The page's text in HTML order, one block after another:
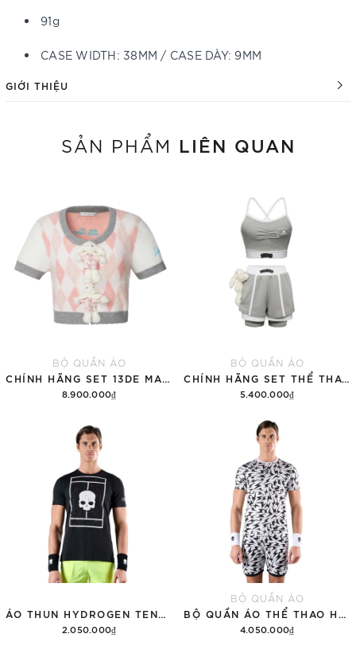
91g
CASE WIDTH: 38MM / CASE DÀY: 9MM
GIỚI THIỆU
SẢN PHẨM LIÊN QUAN
BỘ QUẦN ÁO
8.900.000₫
BỘ QUẦN ÁO
5.400.000₫
Thêm vào giỏ hàng
2.050.000₫
BỘ QUẦN ÁO
4.050.000₫